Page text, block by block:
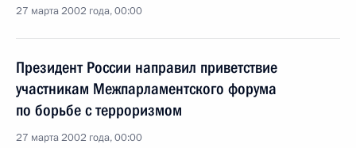
27 марта 2002 года, 00:00
Президент России направил приветствие
участникам Межпарламентского форума
по борьбе с терроризмом
27 марта 2002 года, 00:00